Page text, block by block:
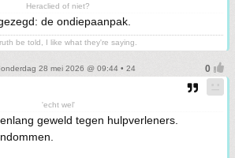
Heraclied of niet?
de ondiepaanpak.
be told, I like what they're saying.
28 mei 2026 @ 09:44 • 24
'echt wel'
geweld tegen hulpverleners.